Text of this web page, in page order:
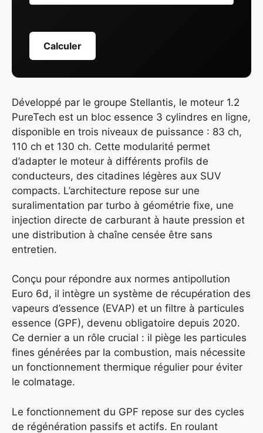
Calculer
Développé par le groupe Stellantis, le moteur 1.2
PureTech est un bloc essence 3 cylindres en ligne,
disponible en trois niveaux de puissance : 83 ch,
110 ch et 130 ch. Cette modularité permet
d’adapter le moteur à différents profils de
conducteurs, des citadines légères aux SUV
compacts. L’architecture repose sur une
suralimentation par turbo à géométrie fixe, une
injection directe de carburant à haute pression et
une distribution à chaîne censée être sans
entretien.
Conçu pour répondre aux normes antipollution
Euro 6d, il intègre un système de récupération des
vapeurs d’essence (EVAP) et un filtre à particules
essence (GPF), devenu obligatoire depuis 2020.
Ce dernier a un rôle crucial : il piège les particules
fines générées par la combustion, mais nécessite
un fonctionnement thermique régulier pour éviter
le colmatage.
Le fonctionnement du GPF repose sur des cycles
de régénération passifs et actifs. En roulant